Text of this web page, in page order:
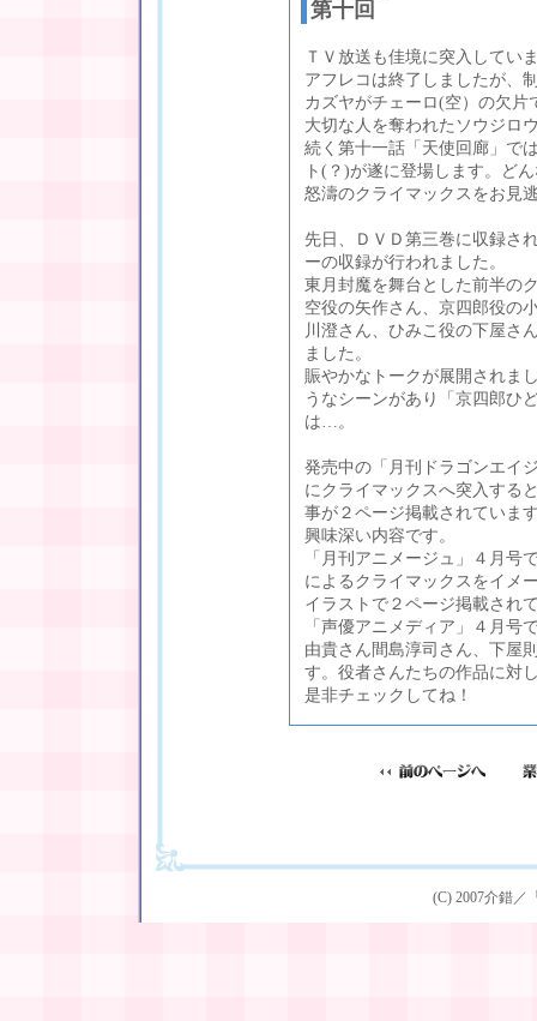
第十回
ＴＶ放送も佳境に突入してい
アフレコは終了しましたが、
カズヤがチェーロ(空）の欠
大切な人を奪われたソウジロ
続く第十一話「天使回廊」で
ト(？)が遂に登場します。ど
怒濤のクライマックスをお見
先日、ＤＶＤ第三巻に収録さ
ーの収録が行われました。
東月封魔を舞台とした前半の
空役の矢作さん、京四郎役の
川澄さん、ひみこ役の下屋さ
ました。
賑やかなトークが展開されま
うなシーンがあり「京四郎ひ
は…。
発売中の「月刊ドラゴンエイ
にクライマックスへ突入する
事が２ページ掲載されていま
興味深い内容です。
「月刊アニメージュ」４月号
によるクライマックスをイメ
イラストで２ページ掲載され
「声優アニメディア」４月号
由貴さん間島淳司さん、下屋
す。役者さんたちの作品に対
是非チェックしてね！
(C) 2007介錯／